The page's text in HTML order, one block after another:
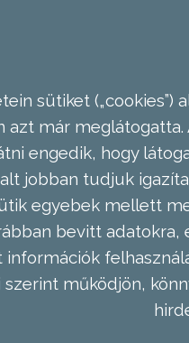
sütiket („cookies”)
azt már
engedik, hogy
jobban tudjuk
egyebek mellett
bevitt
információk
működjön,